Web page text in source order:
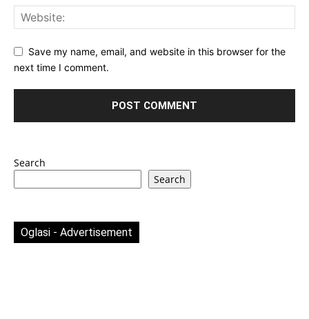
Save my name, email, and website in this browser for the
next time I comment.
Search
Search
Oglasi - Advertisement